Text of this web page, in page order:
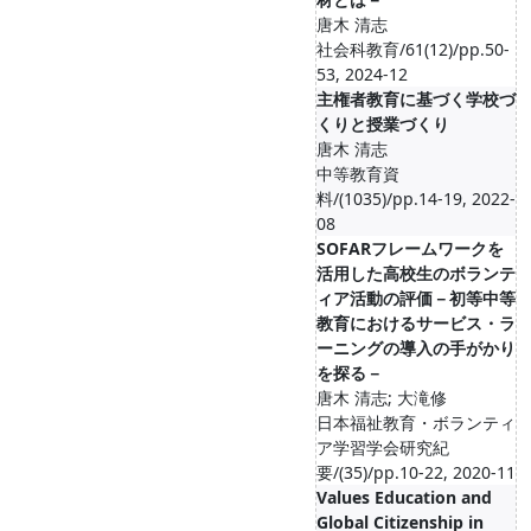
唐木 清志
社会科教育/61(12)/pp.50-
53, 2024-12
主権者教育に基づく学校づ
くりと授業づくり
唐木 清志
中等教育資
料/(1035)/pp.14-19, 2022-
08
SOFARフレームワークを
活用した高校生のボランテ
ィア活動の評価－初等中等
教育におけるサービス・ラ
ーニングの導入の手がかり
を探る－
唐木 清志; 大滝修
日本福祉教育・ボランティ
ア学習学会研究紀
要/(35)/pp.10-22, 2020-11
Values Education and
Global Citizenship in